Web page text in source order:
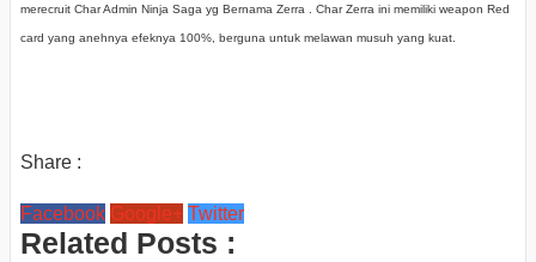
merecruit Char Admin Ninja Saga yg Bernama Zerra . Char Zerra ini memiliki weapon Red
card yang anehnya efeknya 100%, berguna untuk melawan musuh yang kuat.
Share :
Facebook Google+ Twitter
Related Posts :